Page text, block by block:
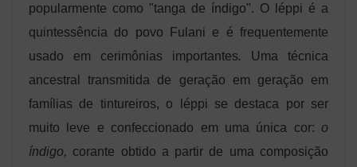
popularmente como "tanga de índigo". O léppi é a
quintessência do povo Fulani e é frequentemente
usado em cerimônias importantes. Uma técnica
ancestral transmitida de geração em geração em
famílias de tintureiros, o léppi se destaca por ser
muito leve e confeccionado em uma única cor: o
índigo, corante obtido a partir de uma composição